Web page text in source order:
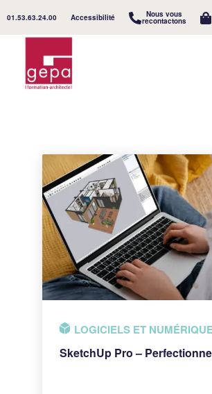
01.53.63.24.00 Accessibilité Nous vous
recontactons
LOGICIELS ET
SketchUp Pro –